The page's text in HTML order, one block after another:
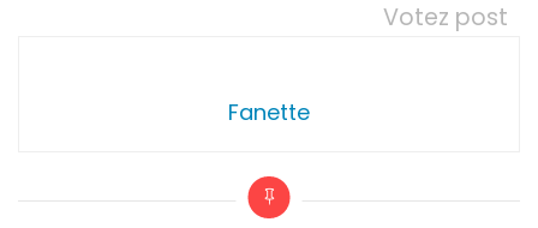
Votez post
Fanette